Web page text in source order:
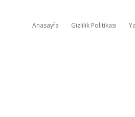
Anasayfa Gizlilik Politikası